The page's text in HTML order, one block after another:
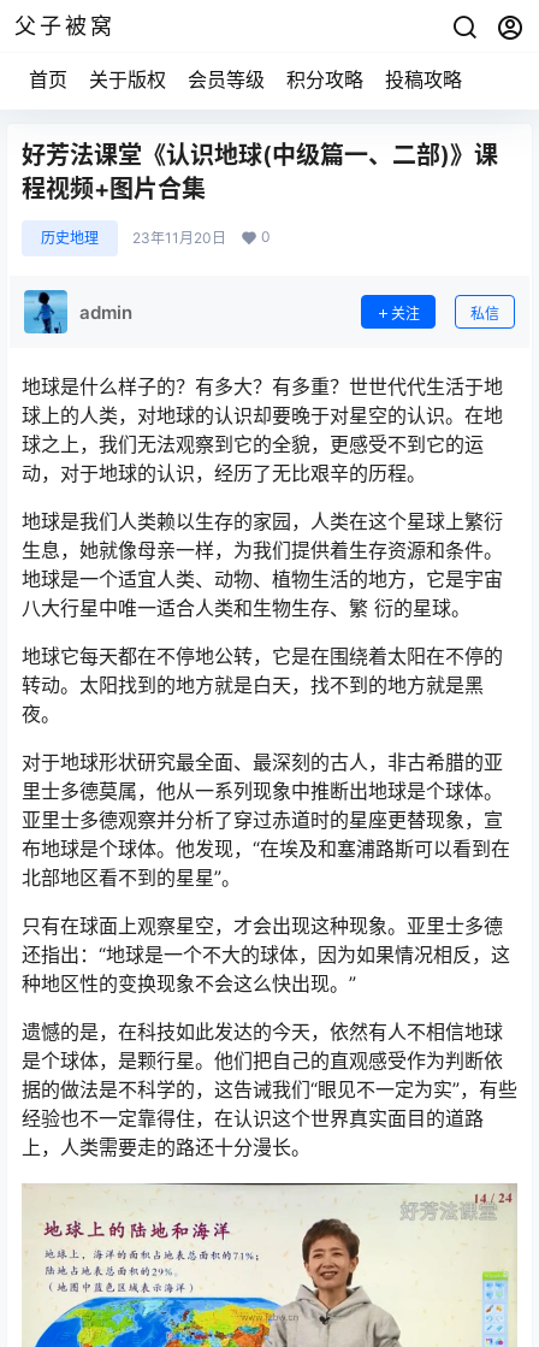
父子被窝
首页 关于版权 会员等级 积分攻略 投稿攻略
好芳法课堂《认识地球(中级篇一、二部)》课
程视频+图片合集
历史地理 23年11月20日 0
admin 关注 私信
地球是什么样子的？有多大？有多重？世世代代生活于地
球上的人类，对地球的认识却要晚于对星空的认识。在地
球之上，我们无法观察到它的全貌，更感受不到它的运
动，对于地球的认识，经历了无比艰辛的历程。
地球是我们人类赖以生存的家园，人类在这个星球上繁衍
生息，她就像母亲一样，为我们提供着生存资源和条件。
地球是一个适宜人类、动物、植物生活的地方，它是宇宙
八大行星中唯一适合人类和生物生存、繁 衍的星球。
地球它每天都在不停地公转，它是在围绕着太阳在不停的
转动。太阳找到的地方就是白天，找不到的地方就是黑
夜。
对于地球形状研究最全面、最深刻的古人，非古希腊的亚
里士多德莫属，他从一系列现象中推断出地球是个球体。
亚里士多德观察并分析了穿过赤道时的星座更替现象，宣
布地球是个球体。他发现，“在埃及和塞浦路斯可以看到在
北部地区看不到的星星”。
只有在球面上观察星空，才会出现这种现象。亚里士多德
还指出：“地球是一个不大的球体，因为如果情况相反，这
种地区性的变换现象不会这么快出现。”
遗憾的是，在科技如此发达的今天，依然有人不相信地球
是个球体，是颗行星。他们把自己的直观感受作为判断依
据的做法是不科学的，这告诫我们“眼见不一定为实”，有些
经验也不一定靠得住，在认识这个世界真实面目的道路
上，人类需要走的路还十分漫长。